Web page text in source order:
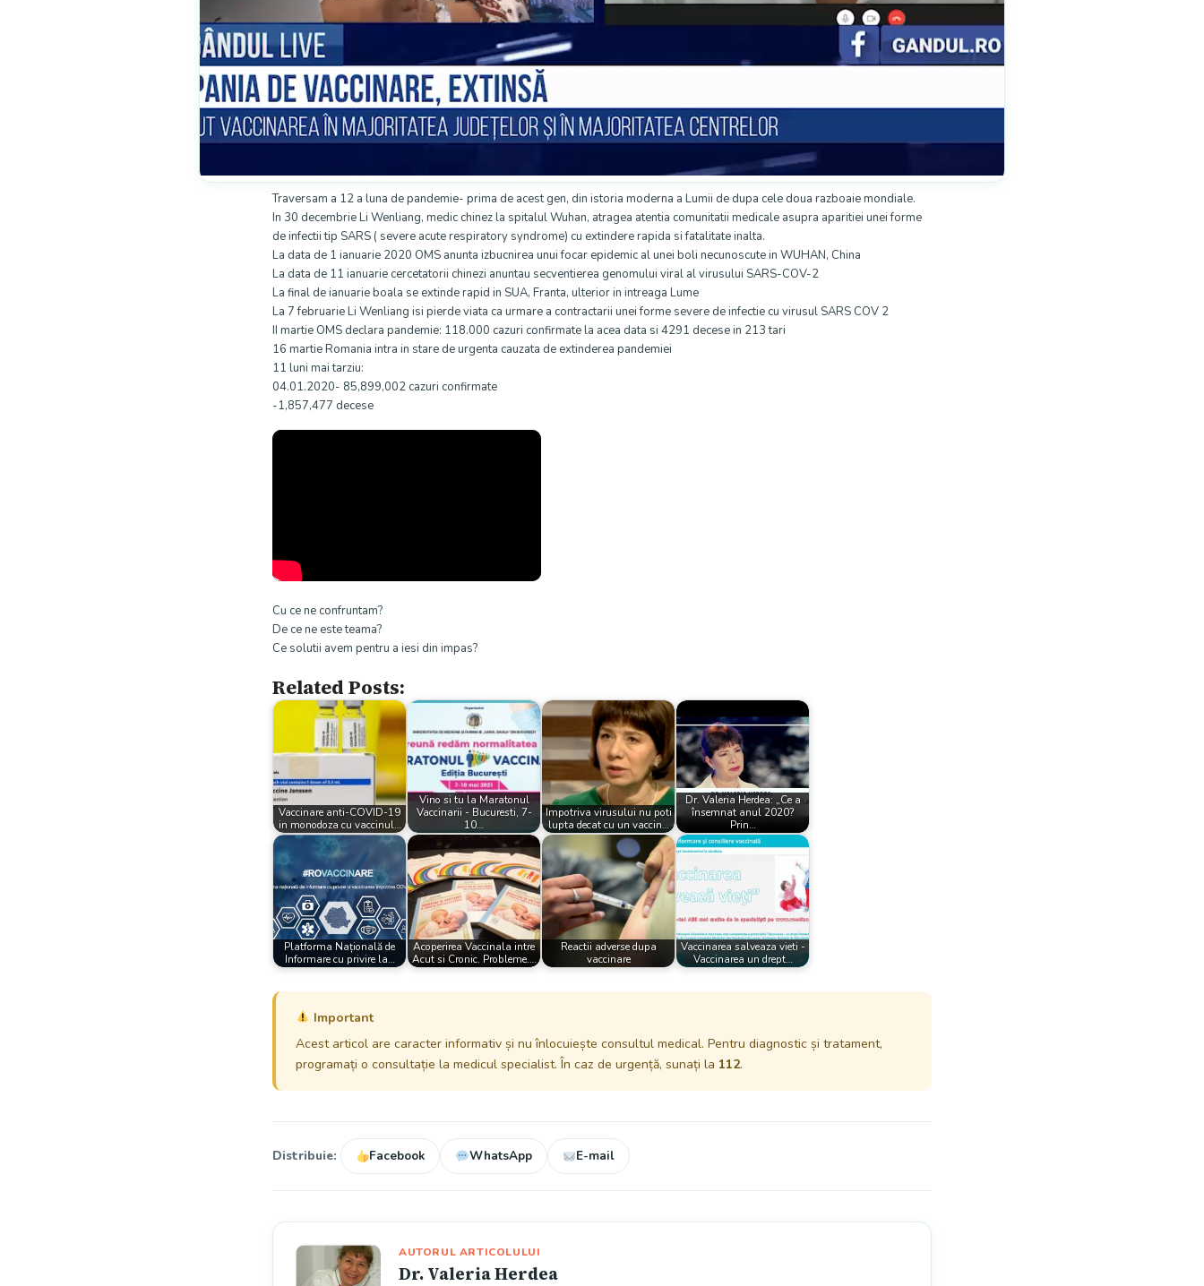
Traversam a 12 a luna de pandemie- prima de acest gen, din istoria moderna a Lumii de dupa cele doua razboaie mondiale.
In 30 decembrie Li Wenliang, medic chinez la spitalul Wuhan, atragea atentia comunitatii medicale asupra aparitiei unei forme
de infectii tip SARS ( severe acute respiratory syndrome) cu extindere rapida si fatalitate inalta.
La data de 1 ianuarie 2020 OMS anunta izbucnirea unui focar epidemic al unei boli necunoscute in WUHAN, China
La data de 11 ianuarie cercetatorii chinezi anuntau secventierea genomului viral al virusului SARS-COV-2
La final de ianuarie boala se extinde rapid in SUA, Franta, ulterior in intreaga Lume
La 7 februarie Li Wenliang isi pierde viata ca urmare a contractarii unei forme severe de infectie cu virusul SARS COV 2
II martie OMS declara pandemie: 118.000 cazuri confirmate la acea data si 4291 decese in 213 tari
16 martie Romania intra in stare de urgenta cauzata de extinderea pandemiei
11 luni mai tarziu:
04.01.2020- 85,899,002 cazuri confirmate
-1,857,477 decese
Cu ce ne confruntam?
De ce ne este teama?
Ce solutii avem pentru a iesi din impas?
Related Posts:
Vaccinare anti-COVID-19
in monodoza cu vaccinul…
Vino si tu la Maratonul
Vaccinarii - Bucuresti, 7-
10…
Impotriva virusului nu poti
lupta decat cu un vaccin…
Dr. Valeria Herdea: „Ce a
însemnat anul 2020?
Prin…
Platforma Națională de
Informare cu privire la…
Acoperirea Vaccinala intre
Acut si Cronic. Probleme.…
Reactii adverse dupa
vaccinare
Vaccinarea salveaza vieti -
Vaccinarea un drept…
Important
Acest articol are caracter informativ și nu înlocuiește consultul medical. Pentru diagnostic și tratament,
programați o consultație la medicul specialist. În caz de urgență, sunați la 112.
Distribuie: Facebook WhatsApp E-mail
AUTORUL ARTICOLULUI
Dr. Valeria Herdea